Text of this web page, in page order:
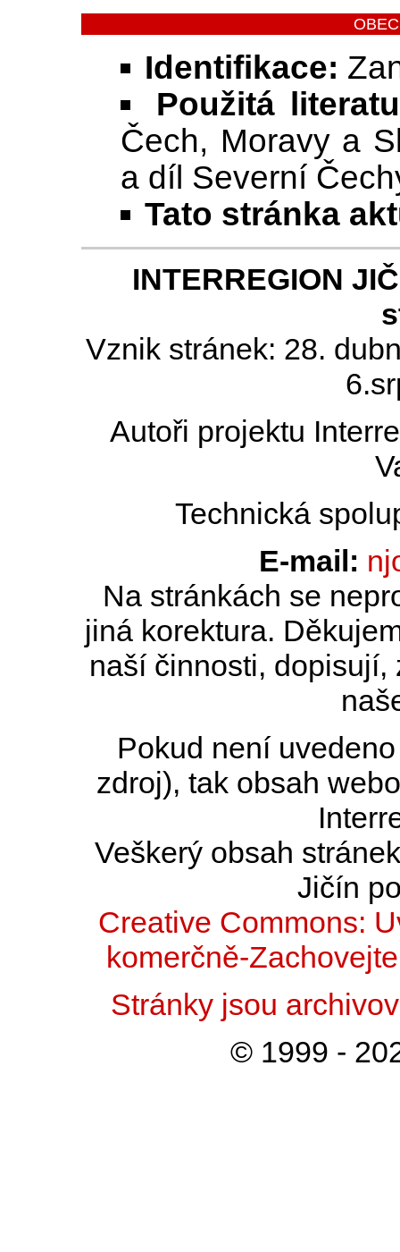
Identifikace:
Použitá
Čech, Moravy a
a díl Severní
Tato stránka
INTERREGION
Vznik stránek: 28.
Autoři projektu
Technická
E-mail:
Na stránkách se
jiná korektura.
naší činnosti,
Pokud není
zdroj), tak obsah
Veškerý obsah
Jičín
Creative Commons:
komerčně-
Stránky jsou
© 1999 -